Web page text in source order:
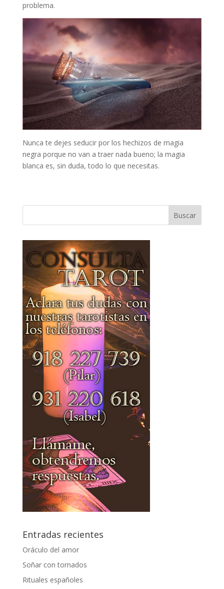
problema.
Nunca te dejes seducir por los hechizos de magia
negra porque no van a traer nada bueno; la magia
blanca es, sin duda, todo lo que necesitas.
Entradas recientes
Oráculo del amor
Soñar con tornados
Rituales españoles